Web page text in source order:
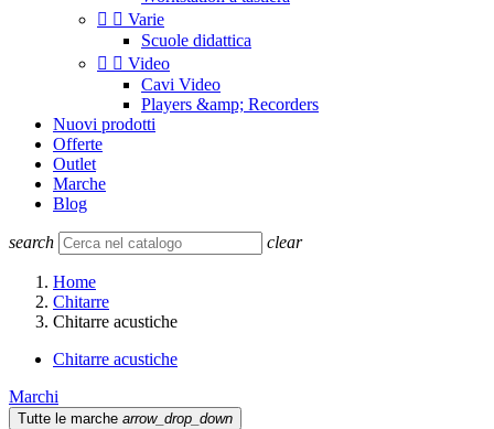
  Varie
Scuole didattica
  Video
Cavi Video
Players &amp; Recorders
Nuovi prodotti
Offerte
Outlet
Marche
Blog
search clear
Home
Chitarre
Chitarre acustiche
Chitarre acustiche
Marchi
Tutte le marche arrow_drop_down